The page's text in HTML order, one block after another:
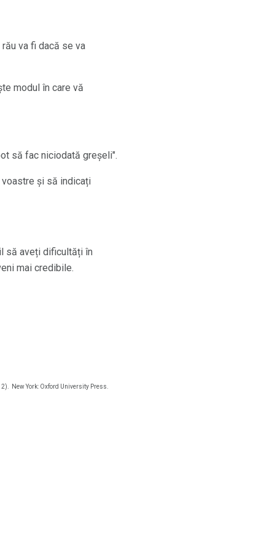
va fi dacă se va
modul în care vă
să fac niciodată greșeli".
și să indicați
să aveți dificultăți în
mai credibile.
New York: Oxford University Press.